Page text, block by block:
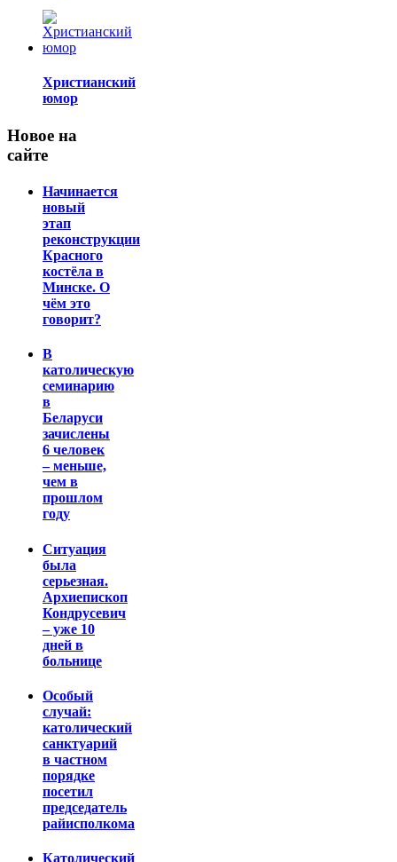
Христианский
юмор
Новое на
сайте
Начинается
новый
этап
реконструкции
Красного
костёла в
Минске. О
чём это
говорит?
В
католическую
семинарию
в
Беларуси
зачислены
6 человек
– меньше,
чем в
прошлом
году
Ситуация
была
серьезная.
Архиепископ
Кондрусевич
– уже 10
дней в
больнице
Особый
случай:
католический
санктуарий
в частном
порядке
посетил
председатель
райисполкома
Католический